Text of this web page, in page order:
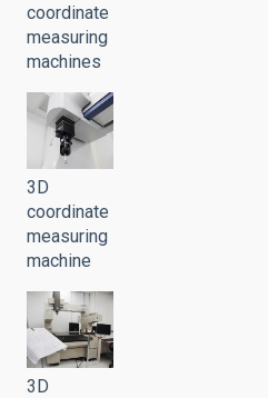
coordinate
measuring
machines
3D
coordinate
measuring
machine
3D